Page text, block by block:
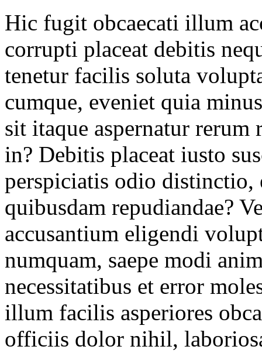
Hic fugit obcaecati illum
corrupti placeat debitis
tenetur facilis soluta
cumque, eveniet quia
sit itaque aspernatur rerum
in? Debitis placeat iusto
perspiciatis odio distinctio,
quibusdam repudiandae?
accusantium eligendi
numquam, saepe modi
necessitatibus et error
illum facilis asperiores
officiis dolor nihil,